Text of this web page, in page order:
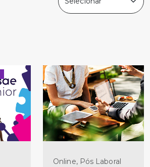
Online, Pós Laboral